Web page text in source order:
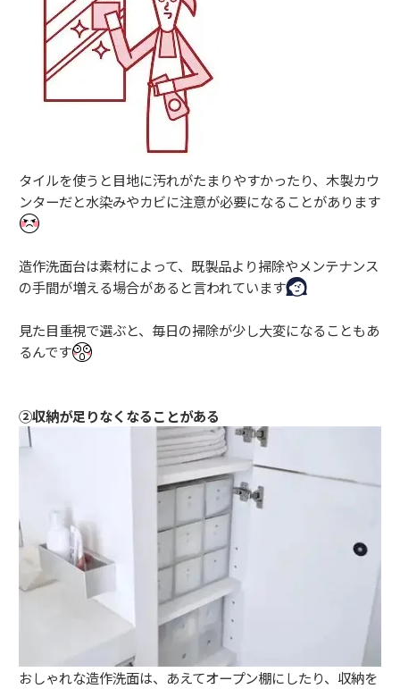
タイルを使うと目地に汚れがたまりやすかったり、木製カウ
ンターだと水染みやカビに注意が必要になることがあります
造作洗面台は素材によって、既製品より掃除やメンテナンス
の手間が増える場合があると言われています
見た目重視で選ぶと、毎日の掃除が少し大変になることもあ
るんです
②収納が足りなくなることがある
おしゃれな造作洗面は、あえてオープン棚にしたり、収納を